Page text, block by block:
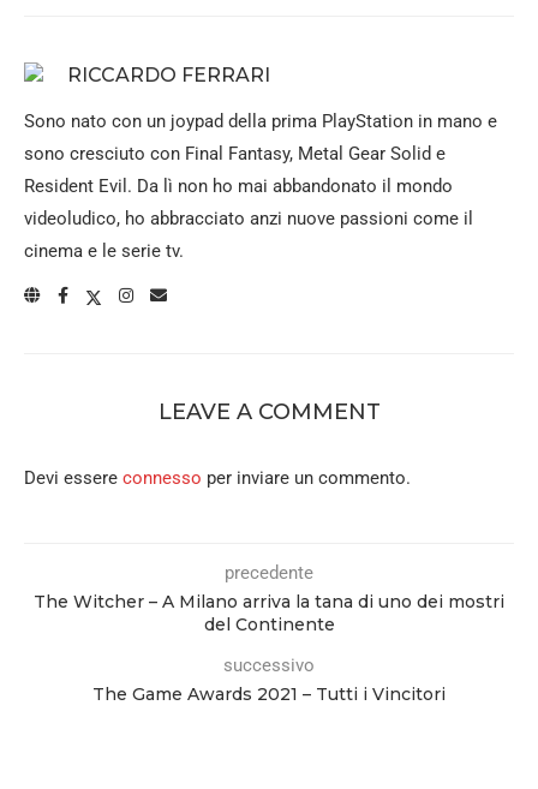
RICCARDO FERRARI
Sono nato con un joypad della prima PlayStation in mano e
sono cresciuto con Final Fantasy, Metal Gear Solid e
Resident Evil. Da lì non ho mai abbandonato il mondo
videoludico, ho abbracciato anzi nuove passioni come il
cinema e le serie tv.
LEAVE A COMMENT
Devi essere connesso per inviare un commento.
precedente
The Witcher – A Milano arriva la tana di uno dei mostri
del Continente
successivo
The Game Awards 2021 – Tutti i Vincitori